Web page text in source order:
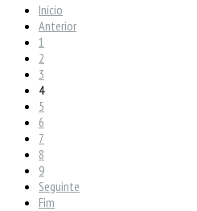
Início
Anterior
1
2
3
4
5
6
7
8
9
Seguinte
Fim